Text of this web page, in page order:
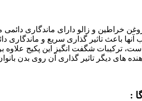
باعث تاثیر گذاری سریع و
ترکیبات شگفت انگیز این پکیج
های دیگر تاثیر گذاری آن روی بدن
: